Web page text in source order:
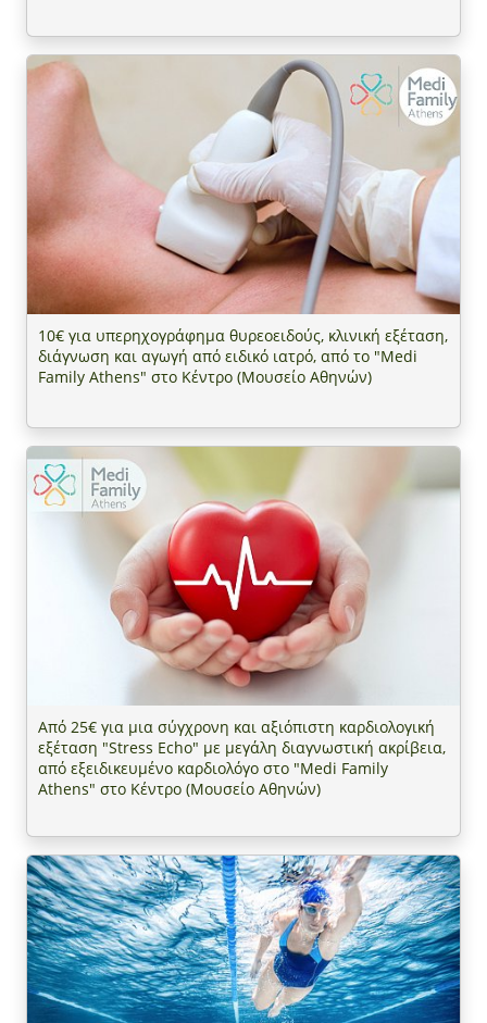
10€ για υπερηχογράφημα θυρεοειδούς, κλινική εξέταση,
διάγνωση και αγωγή από ειδικό ιατρό, από το "Medi
Family Athens" στο Κέντρο (Μουσείο Αθηνών)
Από 25€ για μια σύγχρονη και αξιόπιστη καρδιολογική
εξέταση "Stress Echo" με μεγάλη διαγνωστική ακρίβεια,
από εξειδικευμένο καρδιολόγο στο "Medi Family
Athens" στο Κέντρο (Μουσείο Αθηνών)